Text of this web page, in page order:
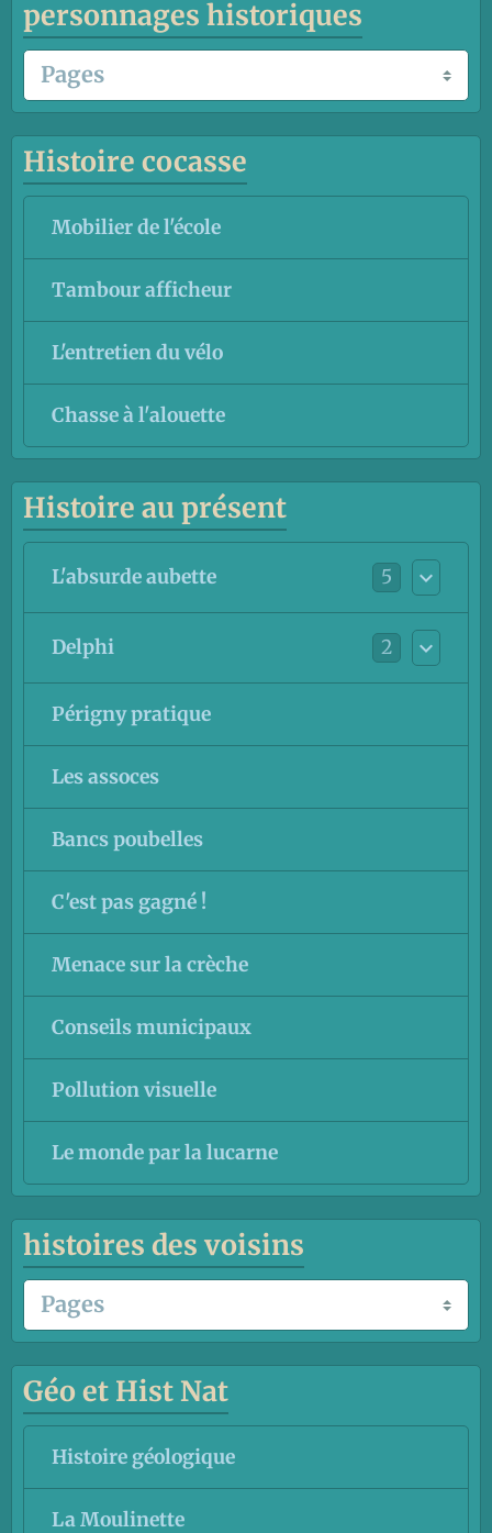
personnages historiques
Histoire cocasse
Mobilier de l'école
Tambour afficheur
L'entretien du vélo
Chasse à l'alouette
Histoire au présent
L'absurde aubette 5
Delphi 2
Périgny pratique
Les assoces
Bancs poubelles
C'est pas gagné !
Menace sur la crèche
Conseils municipaux
Pollution visuelle
Le monde par la lucarne
histoires des voisins
Géo et Hist Nat
Histoire géologique
La Moulinette